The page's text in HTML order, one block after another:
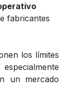
fabricantes
los límites
un mercado